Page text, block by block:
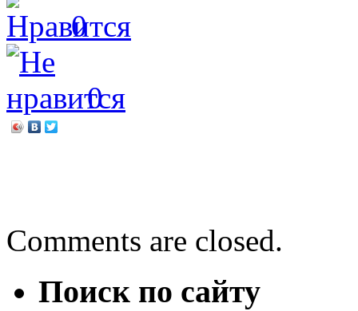
0
0
Comments are closed.
Поиск по сайту